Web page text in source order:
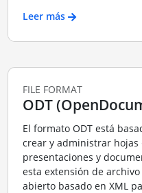
Leer más
FILE FORMAT
ODT
El formato ODT está
crear y administrar hojas
presentaciones y
esta extensión de
abierto basado en XML